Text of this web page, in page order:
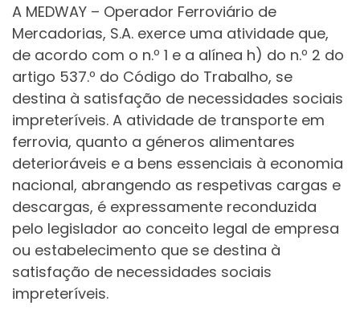
A MEDWAY – Operador Ferroviário de
Mercadorias, S.A. exerce uma atividade que,
de acordo com o n.º 1 e a alínea h) do n.º 2 do
artigo 537.º do Código do Trabalho, se
destina à satisfação de necessidades sociais
impreteríveis. A atividade de transporte em
ferrovia, quanto a géneros alimentares
deterioráveis e a bens essenciais à economia
nacional, abrangendo as respetivas cargas e
descargas, é expressamente reconduzida
pelo legislador ao conceito legal de empresa
ou estabelecimento que se destina à
satisfação de necessidades sociais
impreteríveis.